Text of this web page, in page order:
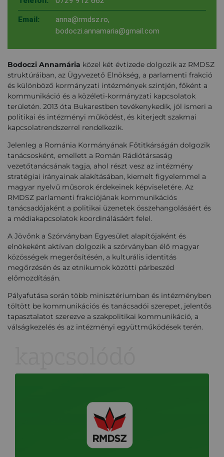
Email: anna@rmdsz.ro,
bodoczi.annamaria@gmail.com
Bodoczi Annamária közel két évtizede dolgozik az RMDSZ
struktúráiban, az Ügyvezető Elnökség, a parlamenti frakció
és különböző kormányzati intézmények szintjén, főként a
kommunikáció és a közéleti-kormányzati kapcsolatok
területén. 2013 óta Bukarestben tevékenykedik, jól ismeri a
politikai és intézményi működést, és kiterjedt szakmai
kapcsolatrendszerrel rendelkezik.
Jelenleg a Románia Kormányának Főtitkárságán dolgozik
tanácsosként, emellett a Román Rádiótársaság
vezetőtanácsának tagja, ahol részt vesz az intézmény
stratégiai irányainak alakításában, kiemelt figyelemmel a
magyar nyelvű műsorok érdekeinek képviseletére. Az
RMDSZ parlamenti frakciójának kommunikációs
tanácsadójaként a politikai üzenetek összehangolásáért és
a médiakapcsolatok koordinálásáért felel.
A Jövőnk a Szórványban Egyesület alapítójaként és
elnökeként aktívan dolgozik a szórványban élő magyar
közösségek megerősítésén, a kulturális identitás
megőrzésén és az etnikumok közötti párbeszéd
előmozdításán.
Pályafutása során több minisztériumban és intézményben
töltött be kommunikációs és tanácsadói szerepet, jelentős
tapasztalatot szerezve a szakpolitikai kommunikáció, a
válságkezelés és az intézményi együttműködések terén.